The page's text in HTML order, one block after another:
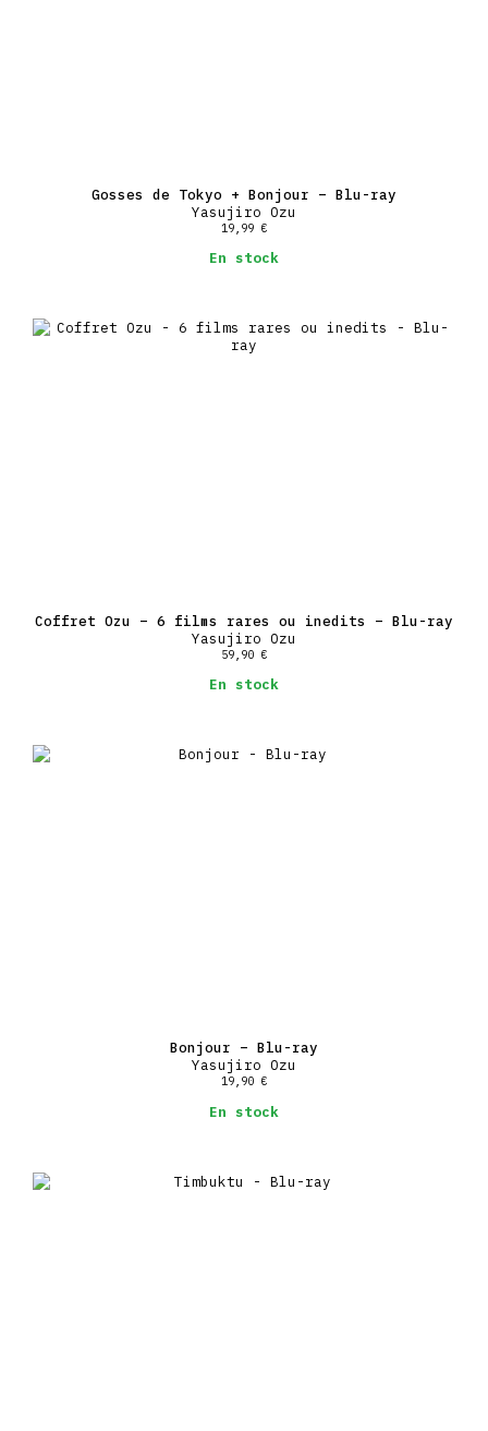
Gosses de Tokyo + Bonjour – Blu-ray
Yasujiro Ozu
19,99 €
En stock
Coffret Ozu – 6 films rares ou inedits – Blu-ray
Yasujiro Ozu
59,90 €
En stock
Bonjour – Blu-ray
Yasujiro Ozu
19,90 €
En stock